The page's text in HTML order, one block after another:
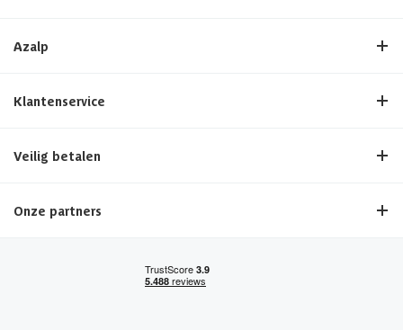
Azalp
Klantenservice
Veilig betalen
Onze partners